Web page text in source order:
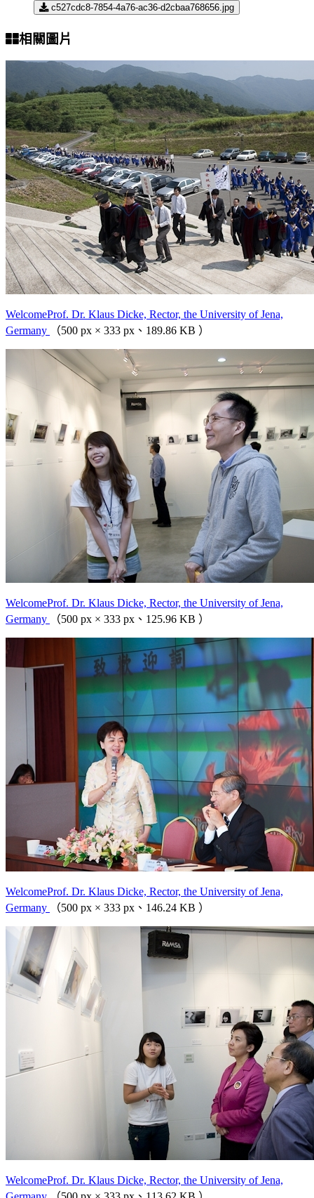
c527cdc8-7854-4a76-ac36-d2cbaa768656.jpg
相關圖片
WelcomeProf. Dr. Klaus Dicke, Rector, the University of Jena,
Germany
（500 px × 333 px、189.86 KB ）
WelcomeProf. Dr. Klaus Dicke, Rector, the University of Jena,
Germany
（500 px × 333 px、125.96 KB ）
WelcomeProf. Dr. Klaus Dicke, Rector, the University of Jena,
Germany
（500 px × 333 px、146.24 KB ）
WelcomeProf. Dr. Klaus Dicke, Rector, the University of Jena,